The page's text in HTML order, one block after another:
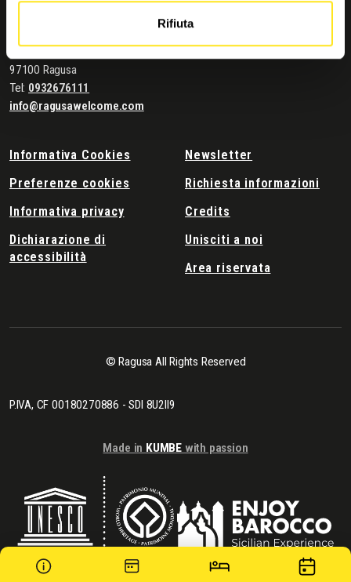
Rifiuta
Corso Italia 72
97100 Ragusa
Tel: 0932676111
info@ragusawelcome.com
Informativa Cookies
Preferenze cookies
Informativa privacy
Dichiarazione di
accessibilità
Newsletter
Richiesta informazioni
Credits
Unisciti a noi
Area riservata
© Ragusa All Rights Reserved
P.IVA, CF 00180270886 - SDI 8U2II9
Made in KUMBE with passion